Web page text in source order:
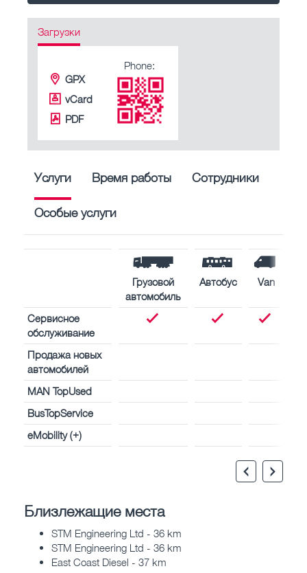
Загрузки
GPX
vCard
PDF
Phone:
Услуги Время работы Сотрудники
Особые услуги
Грузовой
автомобиль
Автобус Van
Сервисное
обслуживание
Продажа новых
автомобилей
MAN TopUsed
BusTopService
eMobility (+)
Близлежащие места
STM Engineering Ltd - 36 km
STM Engineering Ltd - 36 km
East Coast Diesel - 37 km